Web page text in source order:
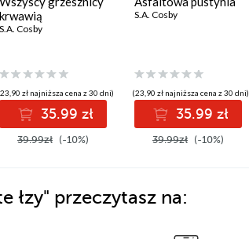
krwawią
S.A. Cosby
zł najniższa cena z 30 dni)
35.99 zł
39.99zł (-10%)
S.A. Cosby
(23,90 zł najniższa cena z 30 dni)
35.99 zł
39.99zł (-10%)
łzy" przeczytasz na: